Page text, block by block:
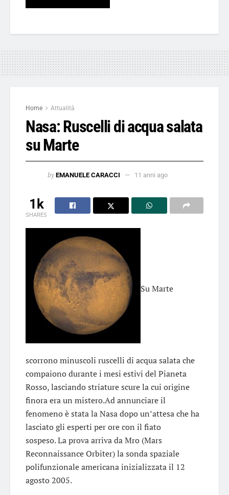
Home Attualità
Nasa: Ruscelli di acqua salata
su Marte
by EMANUELE CARACCI 11 anni ago
1k
SHARES
Su Marte
scorrono minuscoli ruscelli di acqua salata che
compaiono durante i mesi estivi del Pianeta
Rosso, lasciando striature scure la cui origine
finora era un mistero.Ad annunciare il
fenomeno è stata la Nasa dopo un’attesa che ha
lasciato gli esperti per ore con il fiato
sospeso. La prova arriva da Mro (Mars
Reconnaissance Orbiter) la sonda spaziale
polifunzionale americana inizializzata il 12
agosto 2005.